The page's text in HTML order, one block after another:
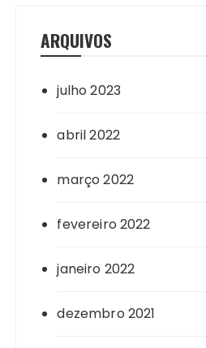
ARQUIVOS
julho 2023
abril 2022
março 2022
fevereiro 2022
janeiro 2022
dezembro 2021